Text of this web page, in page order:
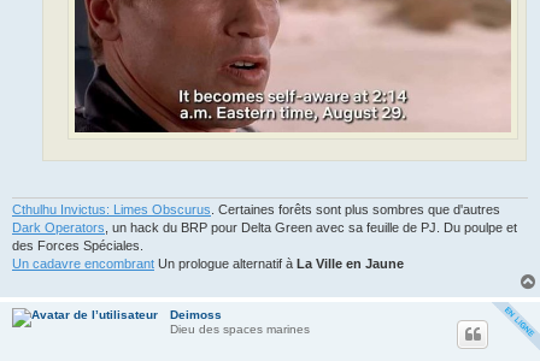
Cthulhu Invictus: Limes Obscurus . Certaines forêts sont plus sombres que d'autres
Dark Operators , un hack du BRP pour Delta Green avec sa feuille de PJ. Du poulpe et
des Forces Spéciales.
Un cadavre encombrant Un prologue alternatif à La Ville en Jaune
Deimoss
Dieu des spaces marines